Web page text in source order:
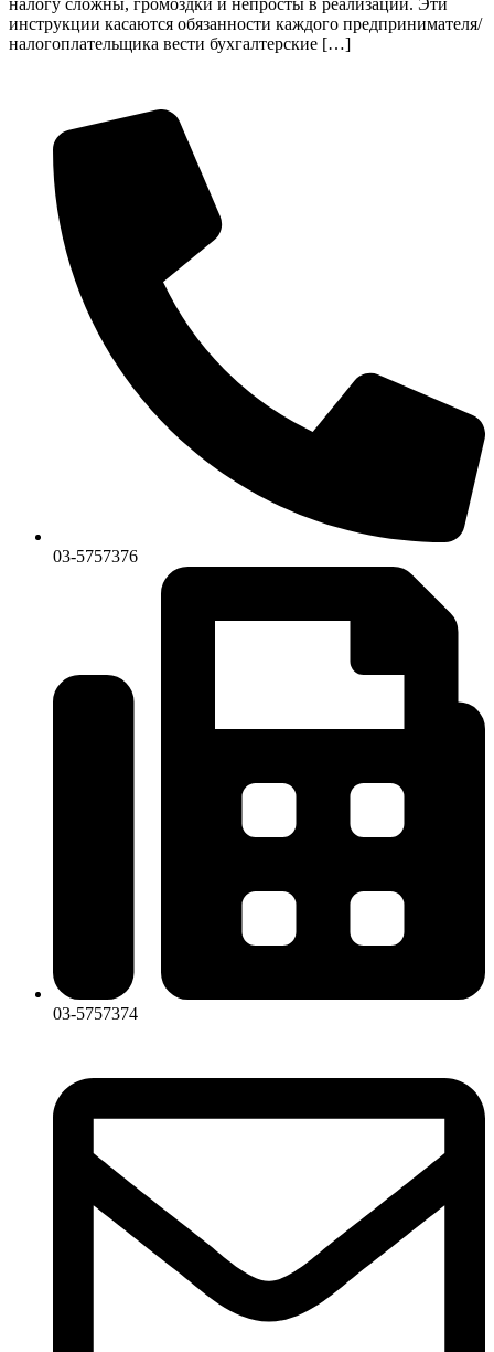
инструкции касаются обязанности каждого предпринимателя/
налогоплательщика вести бухгалтерские […]
03-5757376
03-5757374